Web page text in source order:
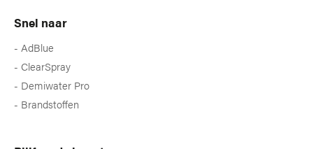
Snel naar
AdBlue
ClearSpray
Demiwater Pro
Brandstoffen